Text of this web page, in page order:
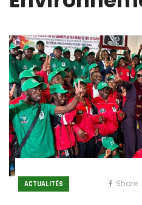
ACTUALITÉS Share